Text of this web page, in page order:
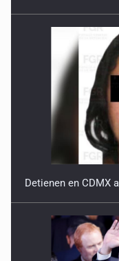
Detienen en CDMX